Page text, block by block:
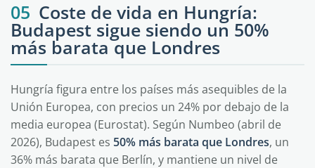
05 Coste de vida en Hungría:
Budapest sigue siendo un 50%
más barata que Londres
Hungría figura entre los países más asequibles de la
Unión Europea, con precios un 24% por debajo de la
media europea (Eurostat). Según Numbeo (abril de
2026), Budapest es 50% más barata que Londres, un
36% más barata que Berlín, y mantiene un nivel de